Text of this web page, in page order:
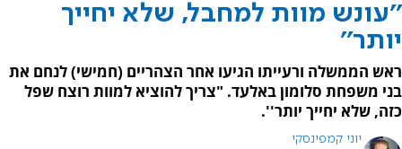
''עונש מוות למחבל, שלא יחייך
יותר''
ראש הממשלה ורעייתו הגיעו אחר הצהריים (חמישי) לנחם את
בני משפחת סלומון באלעד. "צריך להוציא למוות רוצח שפל
כזה, שלא יחייך יותר''.
יוני קמפינסקי